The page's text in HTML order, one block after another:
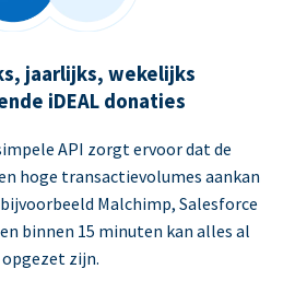
jaarlijks, wekelijks
iDEAL donaties
API zorgt ervoor dat de
hoge transactievolumes aankan
Malchimp, Salesforce
binnen 15 minuten kan alles al
opgezet zijn.